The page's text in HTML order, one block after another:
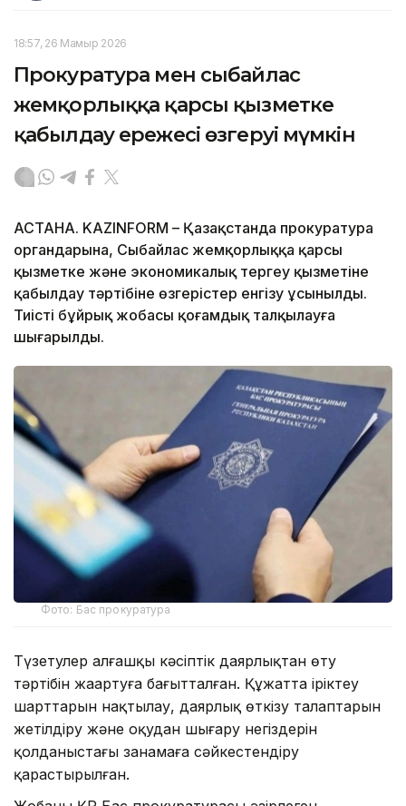
18:57, 26 Мамыр 2026
Прокуратура мен сыбайлас
жемқорлыққа қарсы қызметке
қабылдау ережесі өзгеруі мүмкін
АСТАНА. KAZINFORM – Қазақстанда прокуратура
органдарына, Сыбайлас жемқорлыққа қарсы
қызметке және экономикалық тергеу қызметіне
қабылдау тәртібіне өзгерістер енгізу ұсынылды.
Тиісті бұйрық жобасы қоғамдық талқылауға
шығарылды.
Фото: Бас прокуратура
Түзетулер алғашқы кәсіптік даярлықтан өту
тәртібін жаңартуға бағытталған. Құжатта іріктеу
шарттарын нақтылау, даярлық өткізу талаптарын
жетілдіру және оқудан шығару негіздерін
қолданыстағы заңнамаға сәйкестендіру
қарастырылған.